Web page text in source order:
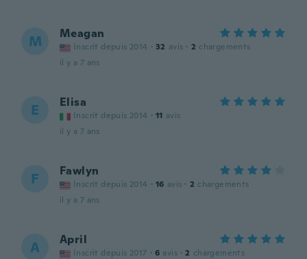
M Meagan
Inscrit depuis 2014 · 32 avis · 2 chargements
il y a 7 ans
E Elisa
Inscrit depuis 2014 · 11 avis
il y a 7 ans
F Fawlyn
Inscrit depuis 2014 · 16 avis · 2 chargements
il y a 7 ans
A April
Inscrit depuis 2017 · 6 avis · 2 chargements